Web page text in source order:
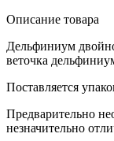
Описание товара
Дельфиниум
веточка
Поставляется
Предварительно
незначительно